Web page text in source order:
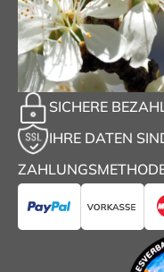
SICHERE
IHRE DATEN